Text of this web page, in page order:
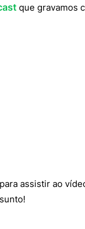
que gravamos
assistir ao